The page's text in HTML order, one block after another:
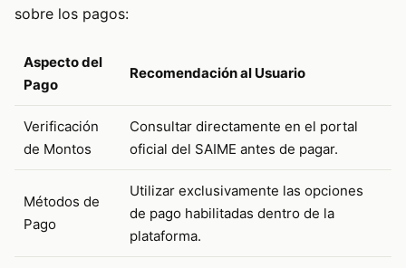
sobre los pagos:
Aspecto del
Pago
Recomendación al Usuario
Verificación
de Montos
Consultar directamente en el portal
oficial del SAIME antes de pagar.
Métodos de
Pago
Utilizar exclusivamente las opciones
de pago habilitadas dentro de la
plataforma.